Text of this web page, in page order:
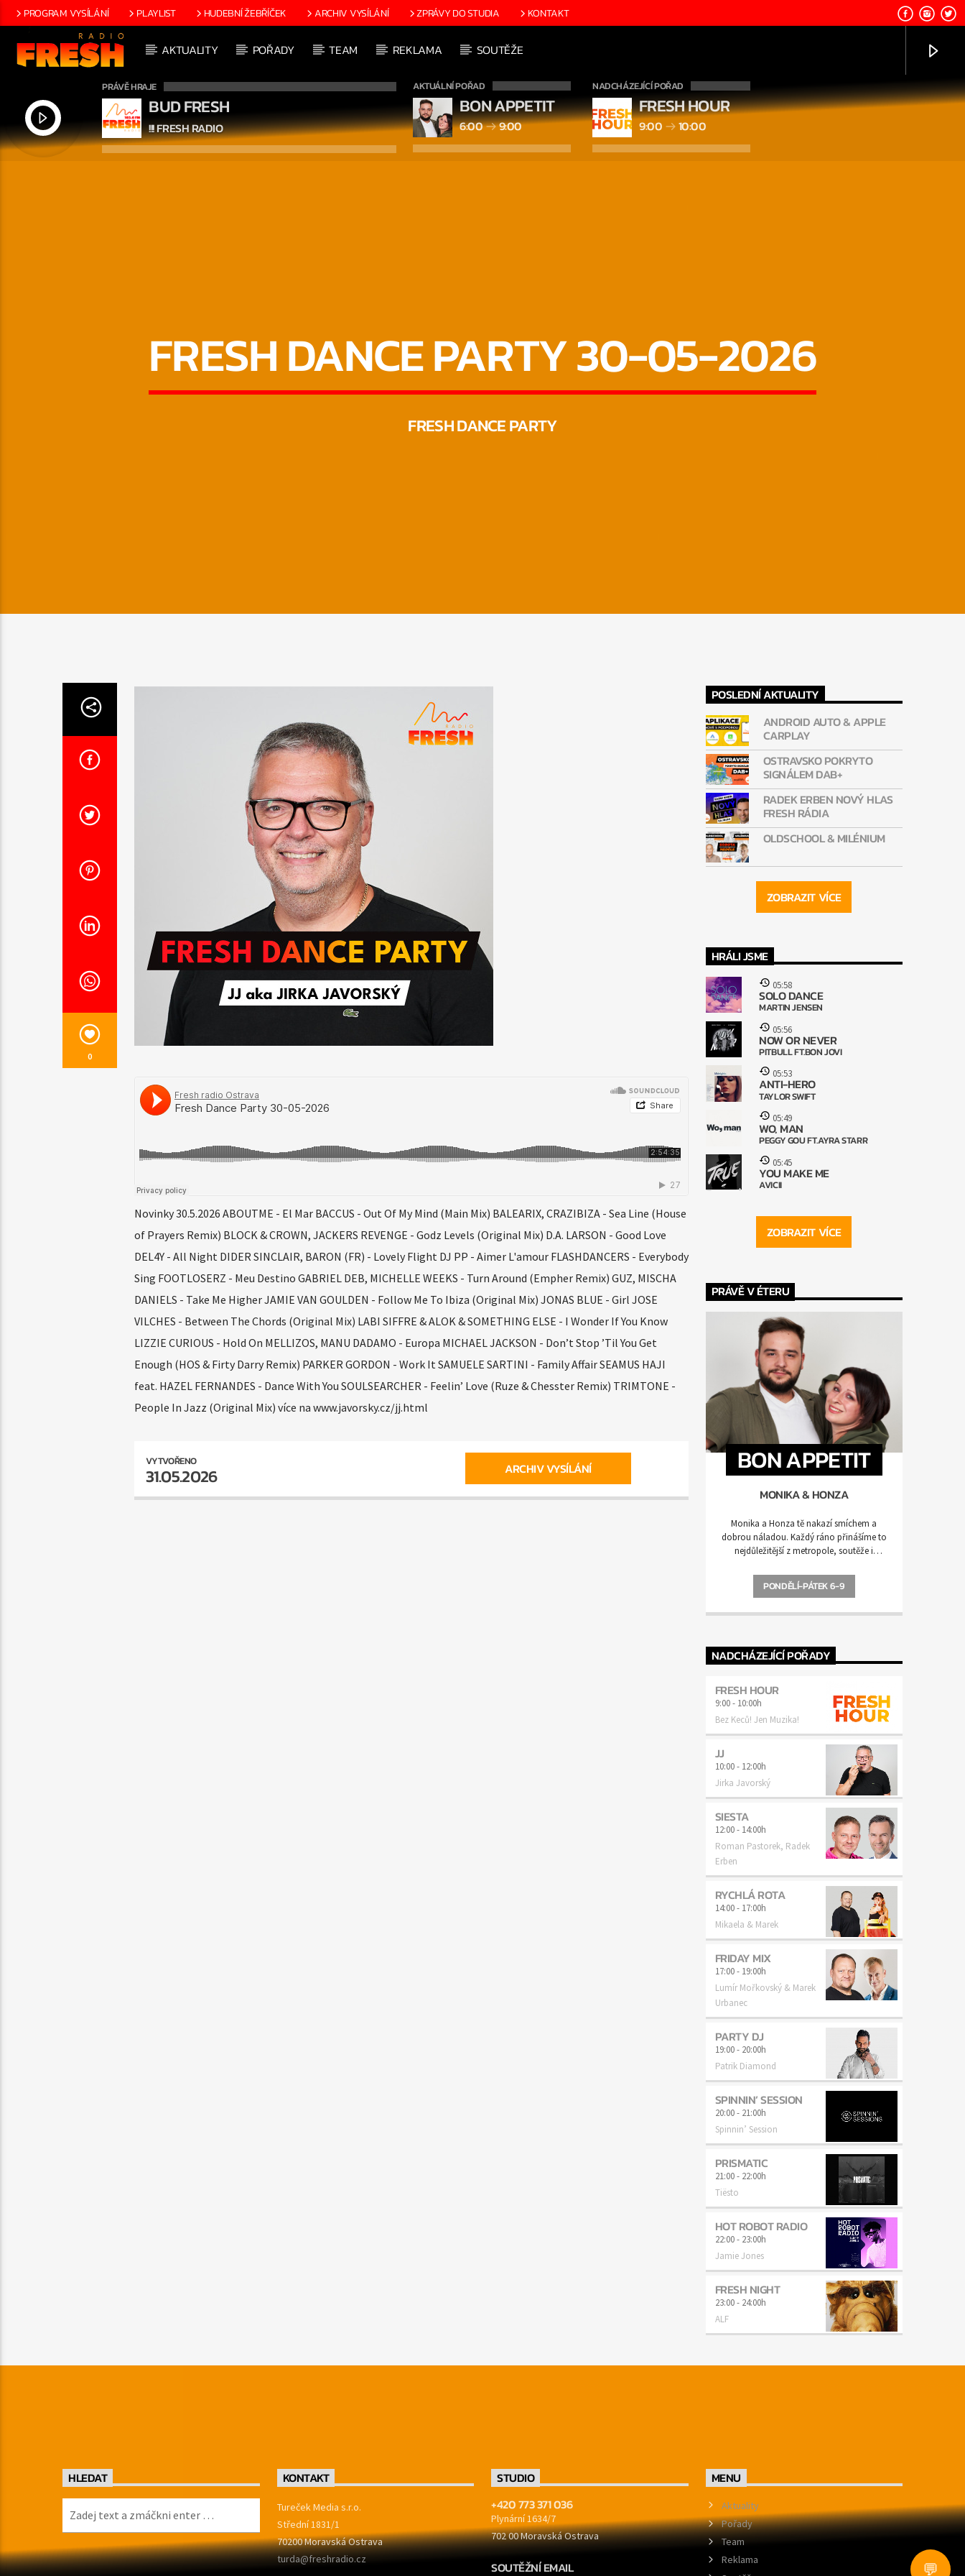
PROGRAM VYSÍLÁNÍ PLAYLIST HUDEBNÍ ŽEBŘÍČEK ARCHIV VYSÍLÁNÍ ZPRÁVY DO STUDIA KONTAKT
AKTUALITY POŘADY TEAM REKLAMA SOUTĚŽE
PRÁVĚ HRAJE
BUD FRESH
!!! FRESH RADIO
AKTUÁLNÍ POŘAD
BON APPETIT
6:00 9:00
NADCHÁZEJÍCÍ POŘAD
FRESH HOUR
9:00 10:00
FRESH DANCE PARTY 30-05-2026
FRESH DANCE PARTY
0
Novinky 30.5.2026 ABOUTME - El Mar BACCUS - Out Of My Mind (Main Mix) BALEARIX, CRAZIBIZA - Sea Line (House
of Prayers Remix) BLOCK & CROWN, JACKERS REVENGE - Godz Levels (Original Mix) D.A. LARSON - Good Love
DEL4Y - All Night DIDER SINCLAIR, BARON (FR) - Lovely Flight DJ PP - Aimer L'amour FLASHDANCERS - Everybody
Sing FOOTLOSERZ - Meu Destino GABRIEL DEB, MICHELLE WEEKS - Turn Around (Empher Remix) GUZ, MISCHA
DANIELS - Take Me Higher JAMIE VAN GOULDEN - Follow Me To Ibiza (Original Mix) JONAS BLUE - Girl JOSE
VILCHES - Between The Chords (Original Mix) LABI SIFFRE & ALOK & SOMETHING ELSE - I Wonder If You Know
LIZZIE CURIOUS - Hold On MELLIZOS, MANU DADAMO - Europa MICHAEL JACKSON - Don’t Stop ’Til You Get
Enough (HOS & Firty Darry Remix) PARKER GORDON - Work It SAMUELE SARTINI - Family Affair SEAMUS HAJI
feat. HAZEL FERNANDES - Dance With You SOULSEARCHER - Feelin’ Love (Ruze & Chesster Remix) TRIMTONE -
People In Jazz (Original Mix) více na www.javorsky.cz/jj.html
VYTVOŘENO
31.05.2026 ARCHIV VYSÍLÁNÍ
POSLEDNÍ AKTUALITY
ANDROID AUTO & APPLE
CARPLAY
OSTRAVSKO POKRYTO
SIGNÁLEM DAB+
RADEK ERBEN NOVÝ HLAS
FRESH RÁDIA
OLDSCHOOL & MILÉNIUM
ZOBRAZIT VÍCE
HRÁLI JSME
05:58
SOLO DANCE
MARTIN JENSEN
05:56
NOW OR NEVER
PITBULL FT.BON JOVI
05:53
ANTI-HERO
TAYLOR SWIFT
05:49
WO, MAN
PEGGY GOU FT.AYRA STARR
05:45
YOU MAKE ME
AVICII
ZOBRAZIT VÍCE
PRÁVĚ V ÉTERU
BON APPETIT
MONIKA & HONZA
Monika a Honza tě nakazí smíchem a
dobrou náladou. Každý ráno přinášíme to
nejdůležitější z metropole, soutěže i
PONDĚLÍ-PÁTEK 6-9
NADCHÁZEJÍCÍ POŘADY
FRESH HOUR
9:00- 10:00h
Bez Keců! Jen Muzika!
JJ
10:00- 12:00h
Jirka Javorský
SIESTA
12:00- 14:00h
Roman Pastorek, Radek
Erben
RYCHLÁ ROTA
14:00- 17:00h
Mikaela & Marek
FRIDAY MIX
17:00- 19:00h
Lumír Mořkovský & Marek
Urbanec
PARTY DJ
19:00- 20:00h
Patrik Diamond
SPINNIN’ SESSION
20:00- 21:00h
Spinnin’ Session
PRISMATIC
21:00- 22:00h
Tiësto
HOT ROBOT RADIO
22:00- 23:00h
Jamie Jones
FRESH NIGHT
23:00- 24:00h
ALF
HLEDAT KONTAKT
Tureček Media s.r.o.
Střední 1831/1
70200 Moravská Ostrava
turda@freshradio.cz
STUDIO
+420 773 371 036
Plynární 1634/7
702 00 Moravská Ostrava
SOUTĚŽNÍ EMAIL
MENU
Aktuality
Pořady
Team
Reklama
💬